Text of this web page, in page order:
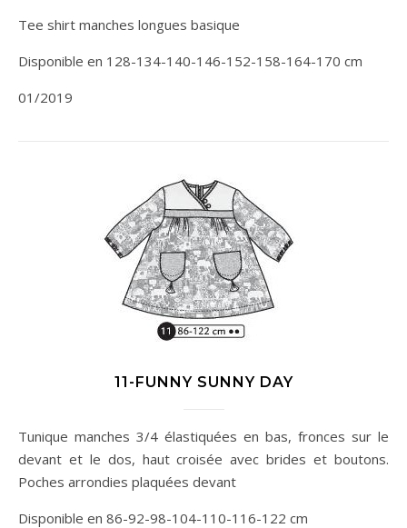
Tee shirt manches longues basique
Disponible en 128-134-140-146-152-158-164-170 cm
01/2019
11-FUNNY SUNNY DAY
Tunique manches 3/4 élastiquées en bas, fronces sur le
devant et le dos, haut croisée avec brides et boutons.
Poches arrondies plaquées devant
Disponible en 86-92-98-104-110-116-122 cm